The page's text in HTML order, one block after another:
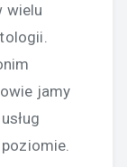
wielu
jamy